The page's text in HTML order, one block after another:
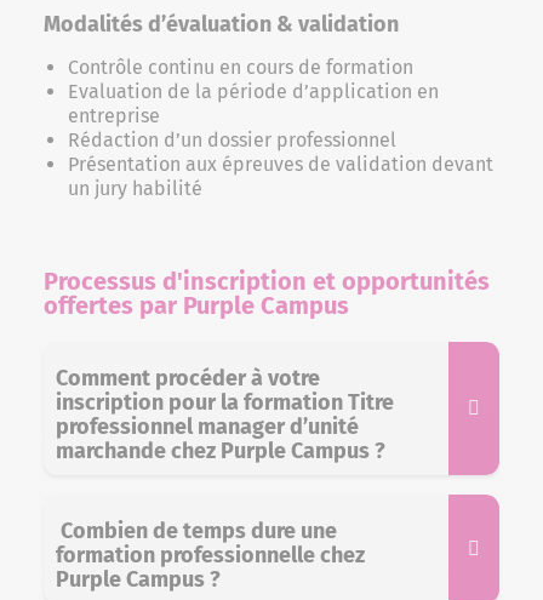
Modalités d’évaluation & validation
Contrôle continu en cours de formation
Evaluation de la période d’application en
entreprise
Rédaction d’un dossier professionnel
Présentation aux épreuves de validation devant
un jury habilité
Processus d'inscription et opportunités
offertes par Purple Campus
Comment procéder à votre
inscription pour la formation Titre
professionnel manager d’unité
marchande chez Purple Campus ?
Combien de temps dure une
formation professionnelle chez
Purple Campus ?